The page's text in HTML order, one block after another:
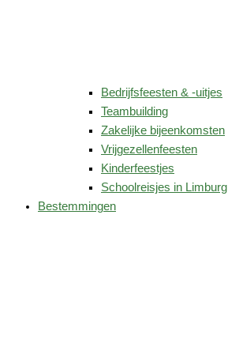
Bedrijfsfeesten & -uitjes
Teambuilding
Zakelijke bijeenkomsten
Vrijgezellenfeesten
Kinderfeestjes
Schoolreisjes in Limburg
Bestemmingen